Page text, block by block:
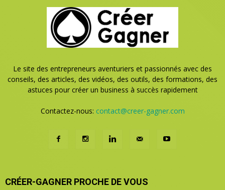
Le site des entrepreneurs aventuriers et passionnés avec des
conseils, des articles, des vidéos, des outils, des formations, des
astuces pour créer un business à succès rapidement
Contactez-nous: contact@creer-gagner.com
CRÉER-GAGNER PROCHE DE VOUS